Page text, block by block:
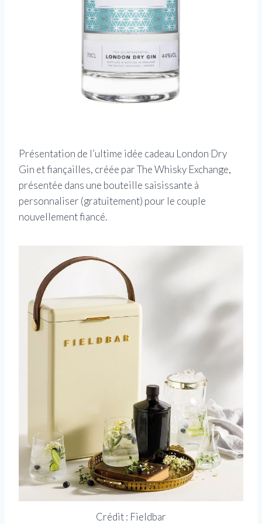
Présentation de l’ultime idée cadeau London Dry
Gin et fiançailles, créée par The Whisky Exchange,
présentée dans une bouteille saisissante à
personnaliser (gratuitement) pour le couple
nouvellement fiancé.
Crédit : Fieldbar